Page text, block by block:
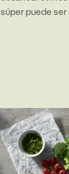
súper puede ser